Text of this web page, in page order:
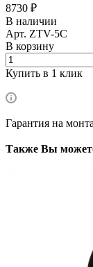
8730 ₽
В наличии
Арт. ZTV-5C
В корзину
Купить в 1 клик
Гарантия на
Также Вы